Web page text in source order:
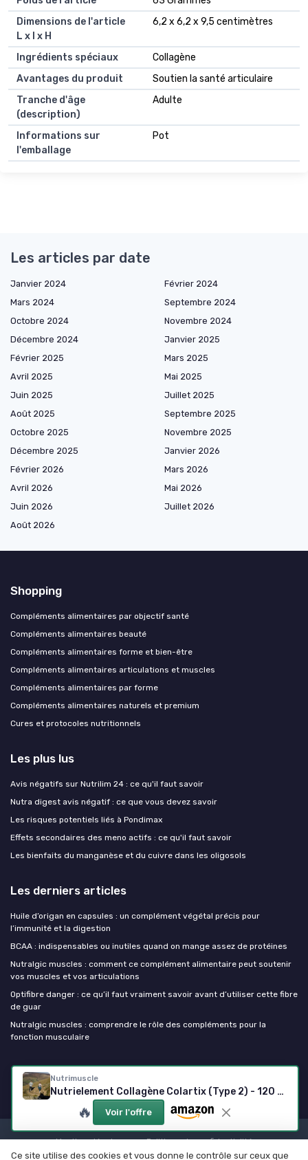
Dimensions de l'article
L x l x H
6,2 x 6,2 x 9,5 centimètres
Ingrédients spéciaux
Collagène
Avantages du produit
Soutien la santé articulaire
Tranche d'âge
(description)
Adulte
Informations sur
l'emballage
Pot
Nutrimuscle
Nutrielement Collagène Colartix (Type 2) - 120 gélules
🔥 Voir l'offre
Les articles par date
Janvier 2024
Février 2024
Mars 2024
Septembre 2024
Octobre 2024
Novembre 2024
Décembre 2024
Janvier 2025
Février 2025
Mars 2025
Avril 2025
Mai 2025
Juin 2025
Juillet 2025
Août 2025
Septembre 2025
Octobre 2025
Novembre 2025
Décembre 2025
Janvier 2026
Février 2026
Mars 2026
Avril 2026
Mai 2026
Juin 2026
Juillet 2026
Août 2026
Shopping
Compléments alimentaires par objectif santé
Compléments alimentaires beauté
Compléments alimentaires forme et bien-être
Compléments alimentaires articulations et muscles
Compléments alimentaires par forme
Compléments alimentaires naturels et premium
Cures et protocoles nutritionnels
Les plus lus
Avis négatifs sur Nutrilim 24 : ce qu'il faut savoir
Nutra digest avis négatif : ce que vous devez savoir
Les risques potentiels liés à Pondimax
Effets secondaires des meno actifs : ce qu'il faut savoir
Les bienfaits du manganèse et du cuivre dans les oligosols
Les derniers articles
Huile d’origan en capsules : un complément végétal précis pour
l’immunité et la digestion
BCAA : indispensables ou inutiles quand on mange assez de protéines
Nutralgic muscles : comment ce complément alimentaire peut soutenir
vos muscles et vos articulations
Optifibre danger : ce qu’il faut vraiment savoir avant d’utiliser cette fibre
de guar
Nutralgic muscles : comprendre le rôle des compléments pour la
fonction musculaire
Mes complements alimentaires
Mentions légales
Politique de confidentialité
Ce site utilise des cookies et vous donne le contrôle sur ceux que